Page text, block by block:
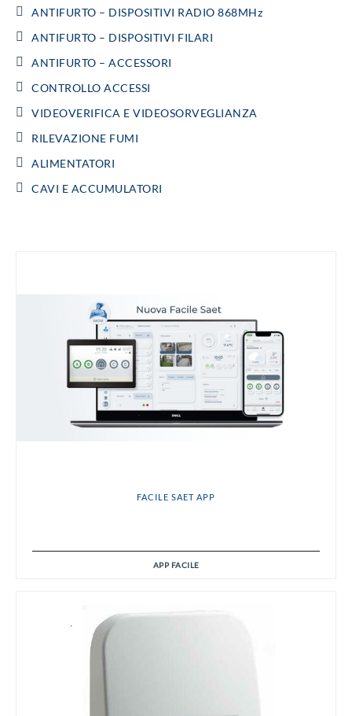
ANTIFURTO – DISPOSITIVI RADIO 868MHz
ANTIFURTO – DISPOSITIVI FILARI
ANTIFURTO – ACCESSORI
CONTROLLO ACCESSI
VIDEOVERIFICA E VIDEOSORVEGLIANZA
RILEVAZIONE FUMI
ALIMENTATORI
CAVI E ACCUMULATORI
FACILE SAET APP
APP FACILE